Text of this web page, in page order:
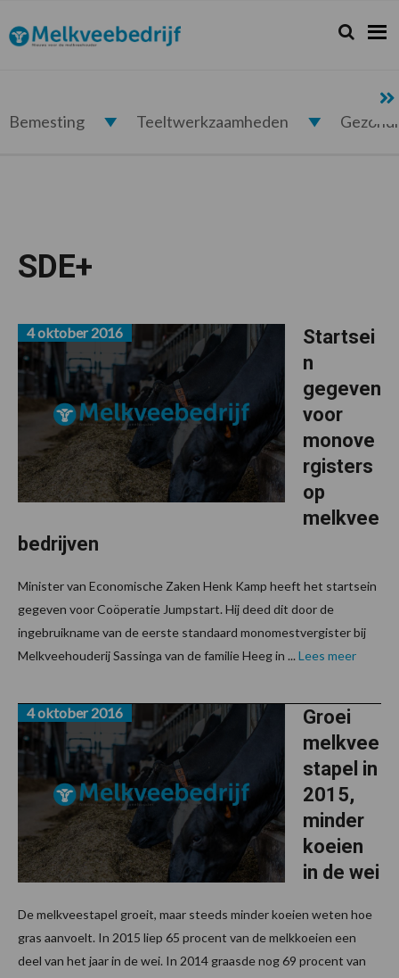
de
hoofdnavigatie
de
hoofd
de
voettekst
Melkveebedrijf.nl Zoeken...
Zoek
Bemesting Teeltwerkzaamheden
SDE+
Startsei
n
gegeven
voor
monove
rgisters
op
melkvee
bedrijven
4 oktober 2016
Minister van Economische Zaken Henk Kamp heeft het startsein
gegeven voor Coöperatie Jumpstart. Hij deed dit door de
ingebruikname van de eerste standaard monomestvergister bij
Melkveehouderij Sassinga van de familie Heeg in ... Lees meer
Groei
melkvee
stapel in
2015,
minder
koeien
in de wei
4 oktober 2016
De melkveestapel groeit, maar steeds minder koeien weten hoe
gras aanvoelt. In 2015 liep 65 procent van de melkkoeien een
deel van het jaar in de wei. In 2014 graasde nog 69 procent van